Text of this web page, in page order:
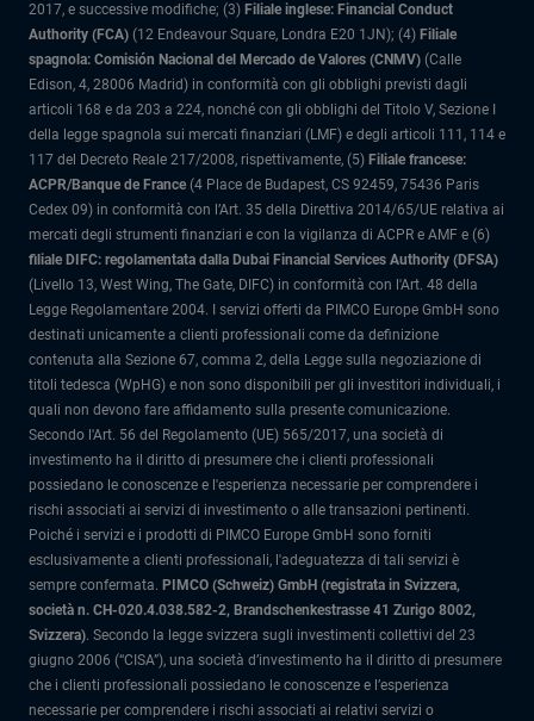
2017, e successive modifiche; (3) Filiale inglese: Financial Conduct
Authority (FCA) (12 Endeavour Square, Londra E20 1JN); (4) Filiale
spagnola: Comisión Nacional del Mercado de Valores (CNMV) (Calle
Edison, 4, 28006 Madrid) in conformità con gli obblighi previsti dagli
articoli 168 e da 203 a 224, nonché con gli obblighi del Titolo V, Sezione I
della legge spagnola sui mercati finanziari (LMF) e degli articoli 111, 114 e
117 del Decreto Reale 217/2008, rispettivamente, (5) Filiale francese:
ACPR/Banque de France (4 Place de Budapest, CS 92459, 75436 Paris
Cedex 09) in conformità con l’Art. 35 della Direttiva 2014/65/UE relativa ai
mercati degli strumenti finanziari e con la vigilanza di ACPR e AMF e (6)
filiale DIFC: regolamentata dalla Dubai Financial Services Authority (DFSA)
(Livello 13, West Wing, The Gate, DIFC) in conformità con l'Art. 48 della
Legge Regolamentare 2004. I servizi offerti da PIMCO Europe GmbH sono
destinati unicamente a clienti professionali come da definizione
contenuta alla Sezione 67, comma 2, della Legge sulla negoziazione di
titoli tedesca (WpHG) e non sono disponibili per gli investitori individuali, i
quali non devono fare affidamento sulla presente comunicazione.
Secondo l'Art. 56 del Regolamento (UE) 565/2017, una società di
investimento ha il diritto di presumere che i clienti professionali
possiedano le conoscenze e l'esperienza necessarie per comprendere i
rischi associati ai servizi di investimento o alle transazioni pertinenti.
Poiché i servizi e i prodotti di PIMCO Europe GmbH sono forniti
esclusivamente a clienti professionali, l'adeguatezza di tali servizi è
sempre confermata. PIMCO (Schweiz) GmbH (registrata in Svizzera,
società n. CH-020.4.038.582-2, Brandschenkestrasse 41 Zurigo 8002,
Svizzera). Secondo la legge svizzera sugli investimenti collettivi del 23
giugno 2006 (“CISA”), una società d’investimento ha il diritto di presumere
che i clienti professionali possiedano le conoscenze e l’esperienza
necessarie per comprendere i rischi associati ai relativi servizi o